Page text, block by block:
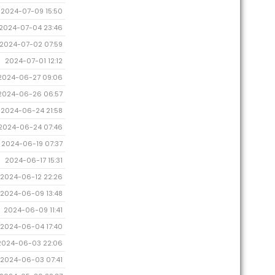
2024-07-09 15:50
07-04 23:46
2024-07-02 07:59
2024-07-01 12:12
06-27 09:06
06-26 06:57
2024-06-24 21:58
06-24 07:46
2024-06-19 07:37
2024-06-17 15:31
2024-06-12 22:26
2024-06-09 13:48
2024-06-09 11:41
2024-06-04 17:40
06-03 22:06
2024-06-03 07:41